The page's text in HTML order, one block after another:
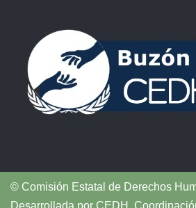
© Comisión Estatal de Derechos
Desarrollada por CEDH